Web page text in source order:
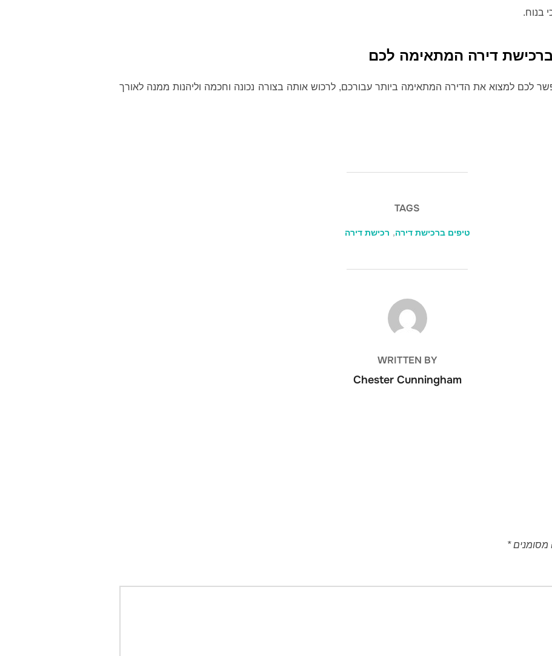
בנוח.
ברכישת דירה המתאימה לכם
לכם למצוא את הדירה המתאימה ביותר עבורכם, לרכוש אותה בצורה נכונה וחכמה וליהנות ממנה לאורך
TAGS
טיפים ברכישת דירה, רכישת דירה
POST AUTHOR
WRITTEN BY
Chester Cunningham
מסומנים*